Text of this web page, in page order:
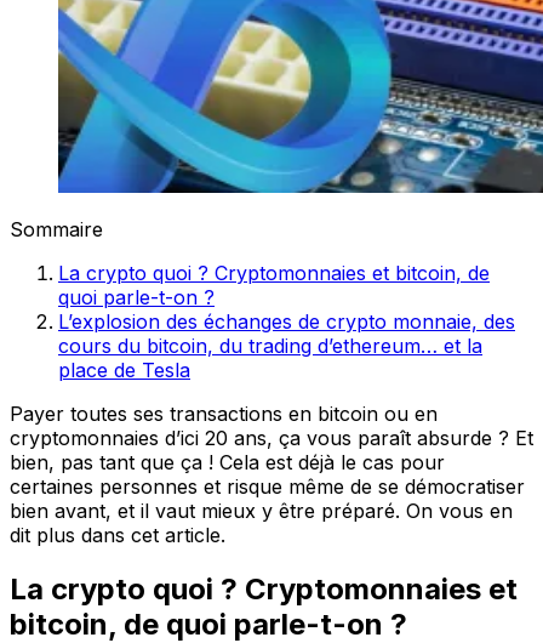
Sommaire
La crypto quoi ? Cryptomonnaies et bitcoin, de
quoi parle-t-on ?
L’explosion des échanges de crypto monnaie, des
cours du bitcoin, du trading d’ethereum… et la
place de Tesla
Payer toutes ses transactions en bitcoin ou en
cryptomonnaies d’ici 20 ans, ça vous paraît absurde ? Et
bien, pas tant que ça ! Cela est déjà le cas pour
certaines personnes et risque même de se démocratiser
bien avant, et il vaut mieux y être préparé. On vous en
dit plus dans cet article.
La crypto quoi ? Cryptomonnaies et
bitcoin, de quoi parle-t-on ?